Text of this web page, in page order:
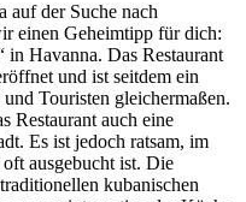
auf der Suche nach
einen Geheimtipp für dich:
in Havanna. Das Restaurant
und ist seitdem ein
Touristen gleichermaßen.
Restaurant auch eine
Es ist jedoch ratsam, im
ausgebucht ist. Die
kubanischen